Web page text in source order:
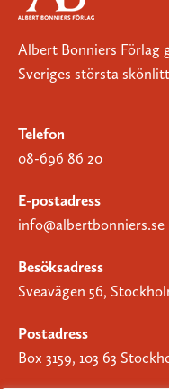
Albert Bonniers Förlag
Sveriges största
Telefon
08-696 86 20
E-postadress
info@albertbonniers.se
Besöksadress
Sveavägen 56,
Postadress
Box 3159, 103 63